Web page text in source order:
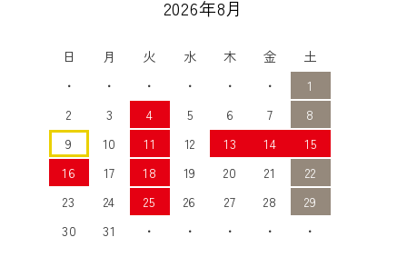
2026年8月
日 月 火 水 木 金
土
・
・ ・ ・ ・ ・
1
2
3 4 5 6 7
8
9
10 11 12 13 14
15
16
17 18 19 20 21
22
23
24 25 26 27 28
29
30
31 ・ ・ ・ ・ ・